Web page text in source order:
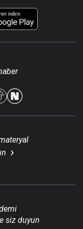
siz duyun